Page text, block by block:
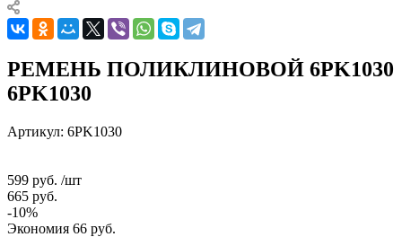
РЕМЕНЬ ПОЛИКЛИНОВОЙ 6PK1030
6PK1030
Артикул: 6PK1030
599 руб. /шт
665 руб.
-10%
Экономия 66 руб.